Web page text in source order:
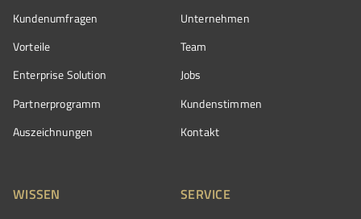
Kundenumfragen
Vorteile
Enterprise Solution
Partnerprogramm
Auszeichnungen
Unternehmen
Team
Jobs
Kundenstimmen
Kontakt
WISSEN SERVICE